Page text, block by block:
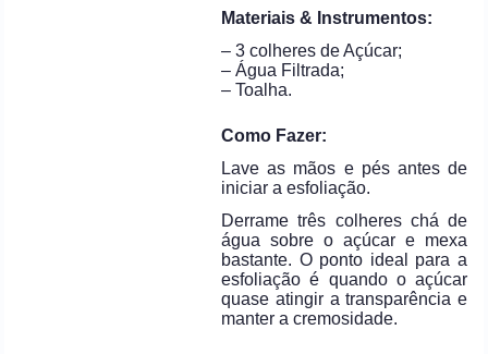
Materiais & Instrumentos:
– 3 colheres de Açúcar;
– Água Filtrada;
– Toalha.
Como Fazer:
Lave as mãos e pés antes de
iniciar a esfoliação.
Derrame três colheres chá de
água sobre o açúcar e mexa
bastante. O ponto ideal para a
esfoliação é quando o açúcar
quase atingir a transparência e
manter a cremosidade.